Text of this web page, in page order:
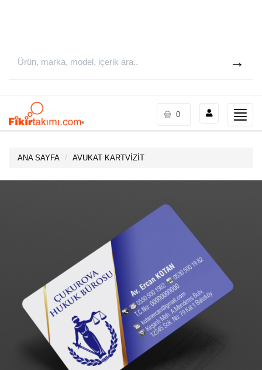
Toggle
0
ANA SAYFA AVUKAT KARTVİZİT